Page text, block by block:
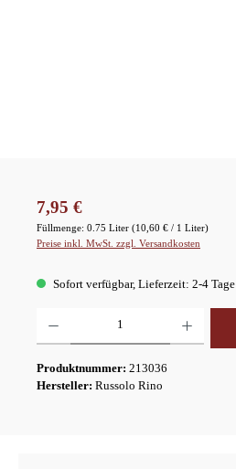
Regulärer Preis:
7,95 €
Füllmenge: 0.75 Liter (10,60 € / 1 Liter)
Preise inkl. MwSt. zzgl. Versandkosten
Sofort verfügbar, Lieferzeit: 2-4 Tage
Produktnummer: 213036
Hersteller: Russolo Rino